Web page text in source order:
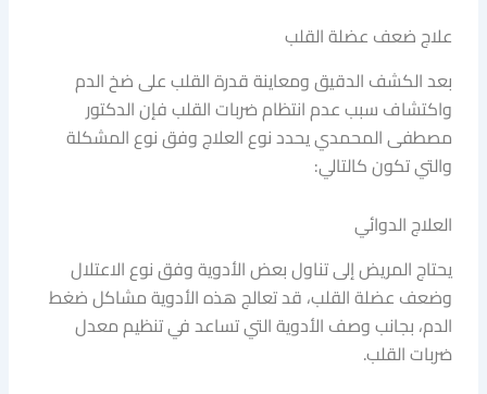
علاج ضعف عضلة القلب
بعد الكشف الدقيق ومعاينة قدرة القلب على ضخ الدم
واكتشاف سبب عدم انتظام ضربات القلب فإن الدكتور
مصطفى المحمدي يحدد نوع العلاج وفق نوع المشكلة
والتي تكون كالتالي:
العلاج الدوائي
يحتاج المريض إلى تناول بعض الأدوية وفق نوع الاعتلال
وضعف عضلة القلب، قد تعالج هذه الأدوية مشاكل ضغط
الدم، بجانب وصف الأدوية التي تساعد في تنظيم معدل
ضربات القلب.